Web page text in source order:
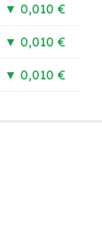
▼ 0,010 €
▼ 0,010 €
▼ 0,010 €